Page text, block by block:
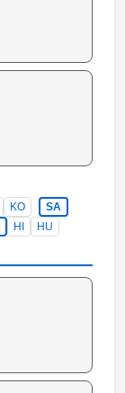
KO
SA
HI
HU